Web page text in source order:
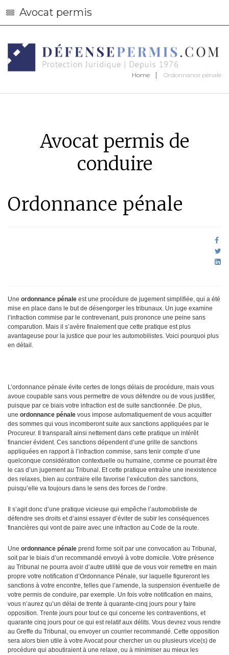
Avocat permis
Home Ordonnance pénale
Avocat permis de
conduire
Ordonnance pénale
Une ordonnance pénale est une procédure de jugement simplifiée, qui a été
mise en place dans le but de désengorger les tribunaux. Un juge examine
l’infraction commise par le contrevenant, puis prononce une peine sans
comparution. Mais il s’avère finalement que cette pratique est plus
avantageuse pour la justice que pour les automobilistes. Voici pourquoi plus
en détail.
L’ordonnance pénale évite certes de longs délais de procédure, mais vous
avoue coupable sans vous permettre de vous défendre ou de vous justifier,
puisque par ce biais votre infraction est de suite sanctionnée. De plus,
une ordonnance pénale vous impose automatiquement de vous acquitter
des sommes qui vous incomberont suite aux sanctions appliquées par le
Procureur. Il transparaît ainsi nettement dans cette pratique un intérêt
financier évident. Ces sanctions dépendent d’une grille de sanctions
appliquées en rapport à l’infraction commise, sans tenir compte d’une
quelconque considération contextuelle ou humaine, comme ce pourrait être
le cas d’un jugement au Tribunal. Et cette pratique entraîne une inexistence
des relaxes, bien au contraire elle favorise l’exécution des sanctions,
puisqu’elle va toujours dans le sens des forces de l’ordre.
Il s’agit donc d’une pratique vicieuse qui empêche l’automobiliste de
défendre ses droits et d’ainsi essayer d’éviter de subir les conséquences
financières qui vont de paire avec une infraction au Code de la route.
Une ordonnance pénale prend forme soit par une convocation au Tribunal,
soit par le biais d’un recommandé envoyé à votre domicile. Votre présence
au Tribunal ne pourra avoir d’autre utilité que de vous voir remettre en main
propre votre notification d’Ordonnance Pénale, sur laquelle figureront les
sanctions à votre encontre, telles que l’amende, la suspension éventuelle de
votre permis de conduire, par exemple. Un fois votre notification en mains,
vous n’aurez qu’un délai de trente à quarante-cinq jours pour y faire
opposition. Trente jours pour tout ce qui concerne les contraventions, et
quarante cinq jours pour ce qui est relatif aux délits. Vous devrez vous rendre
au Greffe du Tribunal, ou envoyer un courrier recommandé. Cette opposition
sera alors bien utile à votre Avocat pour chercher un ou plusieurs vice(s) de
procédure qui aboutiraient à une relaxe, ou à minimiser au mieux les